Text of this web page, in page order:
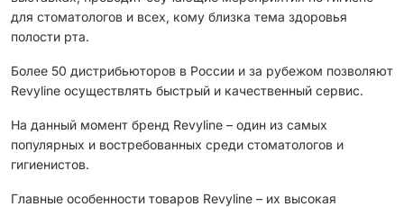
для стоматологов и всех, кому близка тема здоровья
полости рта.
Более 50 дистрибьюторов в России и за рубежом позволяют
Revyline осуществлять быстрый и качественный сервис.
На данный момент бренд Revyline – один из самых
популярных и востребованных среди стоматологов и
гигиенистов.
Главные особенности товаров Revyline – их высокая